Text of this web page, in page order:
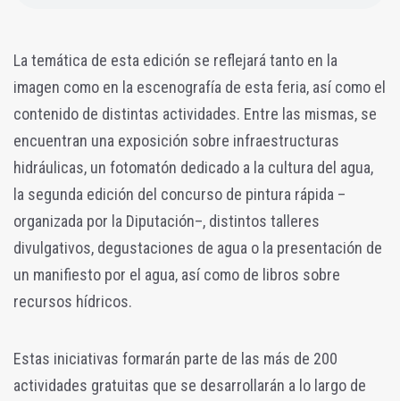
La temática de esta edición se reflejará tanto en la
imagen como en la escenografía de esta feria, así como el
contenido de distintas actividades. Entre las mismas, se
encuentran una exposición sobre infraestructuras
hidráulicas, un fotomatón dedicado a la cultura del agua,
la segunda edición del concurso de pintura rápida –
organizada por la Diputación–, distintos talleres
divulgativos, degustaciones de agua o la presentación de
un manifiesto por el agua, así como de libros sobre
recursos hídricos.
Estas iniciativas formarán parte de las más de 200
actividades gratuitas que se desarrollarán a lo largo de